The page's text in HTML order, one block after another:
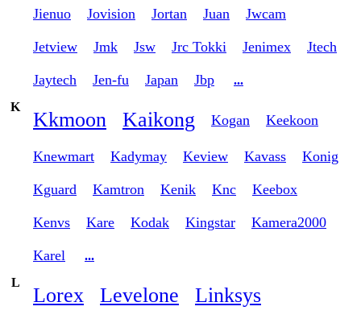
Jienuo Jovision Jortan Juan Jwcam
Jetview Jmk Jsw Jrc Tokki Jenimex Jtech
Jaytech Jen-fu Japan Jbp
...
K
Kkmoon Kaikong Kogan Keekoon
Knewmart Kadymay Keview Kavass Konig
Kguard Kamtron Kenik Knc Keebox
Kenvs Kare Kodak Kingstar Kamera2000
Karel
...
L
Lorex Levelone
Linksys